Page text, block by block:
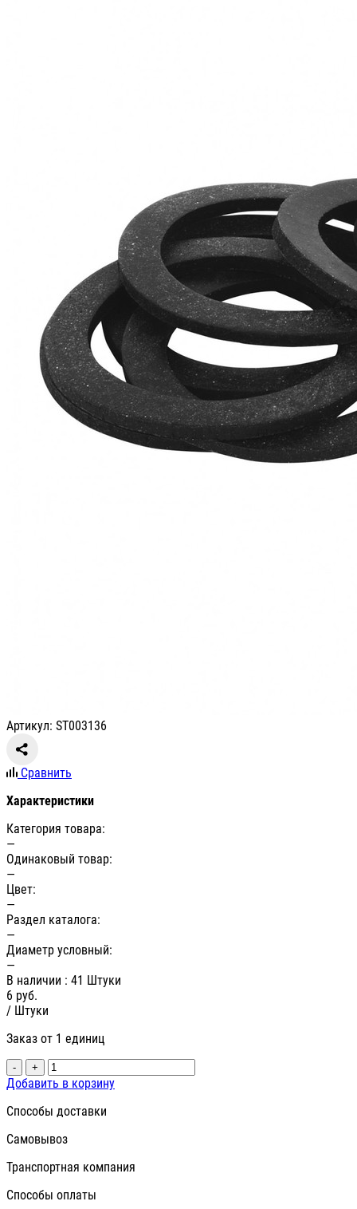
Артикул: ST003136
Сравнить
Характеристики
Категория товара:
—
Одинаковый товар:
—
Цвет:
—
Раздел каталога:
—
Диаметр условный:
—
В наличии : 41 Штуки
6 руб.
/ Штуки
Заказ от 1 единиц
- +
Добавить в корзину
Способы доставки
Самовывоз
Транспортная компания
Способы оплаты